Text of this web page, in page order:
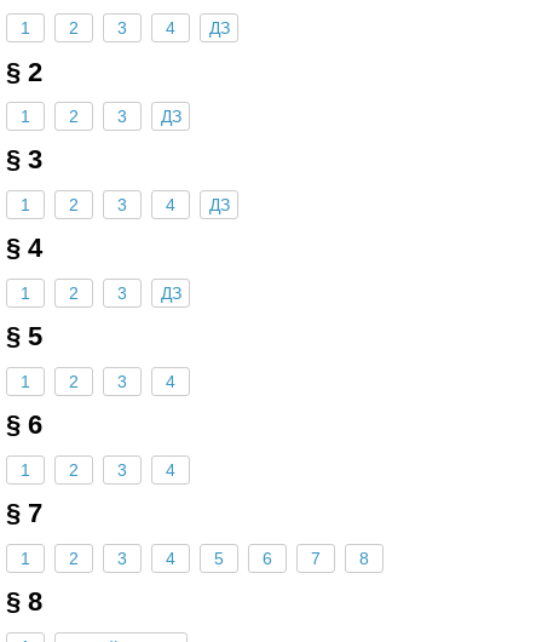
1 2 3 4 ДЗ
§ 2
1 2 3 ДЗ
§ 3
1 2 3 4 ДЗ
§ 4
1 2 3 ДЗ
§ 5
1 2 3 4
§ 6
1 2 3 4
§ 7
1 2 3 4 5 6 7 8
§ 8